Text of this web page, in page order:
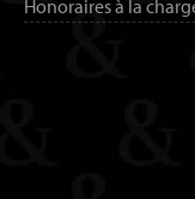
Honoraires à la